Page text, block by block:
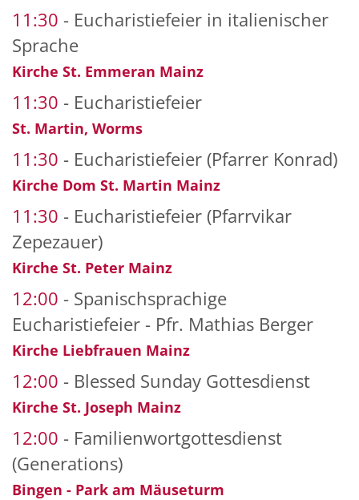
11:30
Eucharistiefeier in italienischer
Sprache
Kirche St. Emmeran Mainz
11:30 Eucharistiefeier
St. Martin, Worms
11:30 Eucharistiefeier (Pfarrer Konrad)
Kirche Dom St. Martin Mainz
11:30
Eucharistiefeier (Pfarrvikar
Zepezauer)
Kirche St. Peter Mainz
12:00
Spanischsprachige
Eucharistiefeier - Pfr. Mathias Berger
Kirche Liebfrauen Mainz
12:00 Blessed Sunday Gottesdienst
Kirche St. Joseph Mainz
12:00
Familienwortgottesdienst
(Generations)
Bingen - Park am Mäuseturm